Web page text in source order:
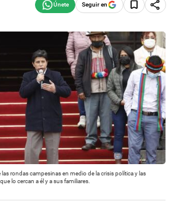
Seguir en
rondas campesinas en medio de la crisis política y las
lo cercan a él y a sus familiares.